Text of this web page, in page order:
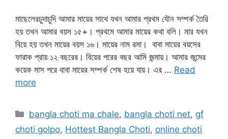
মাছেলেরচুদাচুদি আমার মায়ের সাথে যখন আমার প্রথম যৌন সম্পর্ক তৈরি
হয় তখন আমার বয়স ১৫+। প্রথমে আমার মায়ের কথা বলি। মার যখন
বিয়ে হয় তখন মায়ের বয়স ১৬। মায়ের নাম রমা। বাবা মায়ের বয়সের
ফারাক প্রায় ১২ বছরের। বিয়ের পরের বছর আমি জন্মায়। আমার জন্মের
কয়েক মাস পরে বাবা মায়ের সম্পর্ক শেষ হয়ে যায়। এর … Read
more
Categories
bangla choti ma chale, bangla choti net, gf
choti golpo, Hottest Bangla Choti, online choti